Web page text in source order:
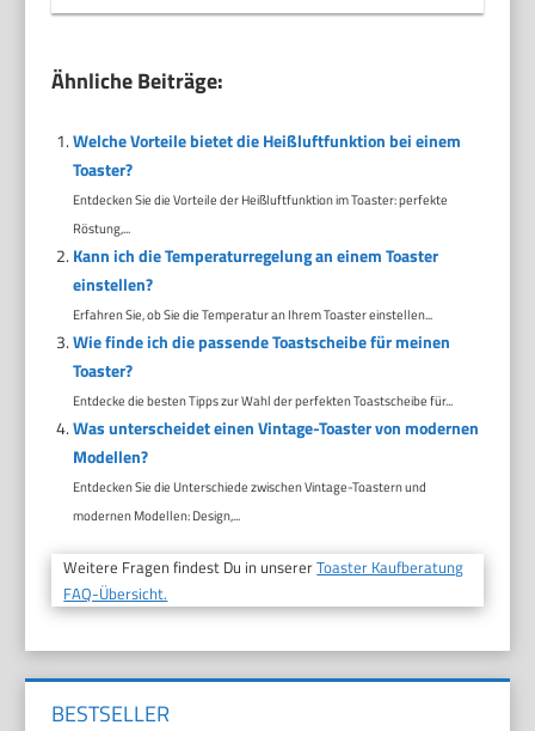
Ähnliche Beiträge:
Welche Vorteile bietet die Heißluftfunktion bei einem
Toaster?
Entdecken Sie die Vorteile der Heißluftfunktion im Toaster: perfekte
Röstung,...
Kann ich die Temperaturregelung an einem Toaster
einstellen?
Erfahren Sie, ob Sie die Temperatur an Ihrem Toaster einstellen...
Wie finde ich die passende Toastscheibe für meinen
Toaster?
Entdecke die besten Tipps zur Wahl der perfekten Toastscheibe für...
Was unterscheidet einen Vintage-Toaster von modernen
Modellen?
Entdecken Sie die Unterschiede zwischen Vintage-Toastern und
modernen Modellen: Design,...
Weitere Fragen findest Du in unsererToaster Kaufberatung
FAQ-Übersicht.
BESTSELLER